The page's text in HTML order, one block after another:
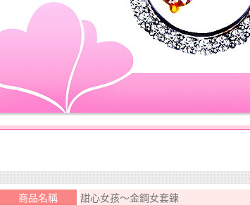
商品名稱
甜心女孩～金鋼女套鍊